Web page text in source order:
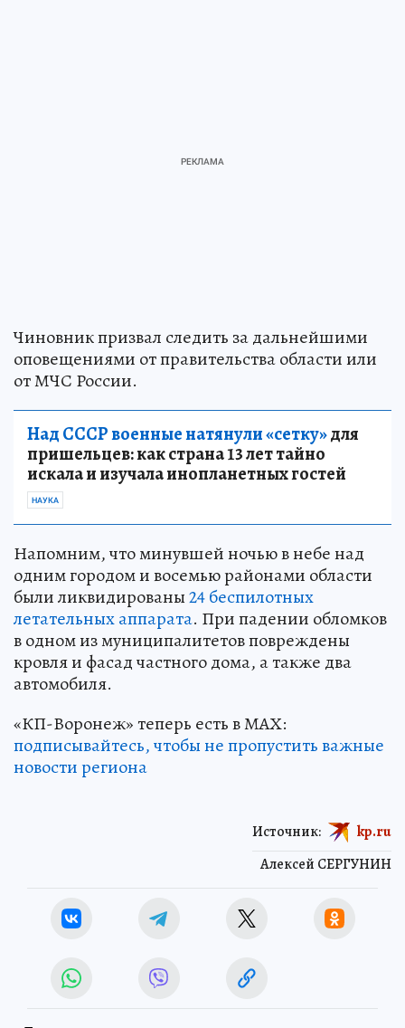
Чиновник призвал следить за дальнейшими
оповещениями от правительства области или
от МЧС России.
Над СССР военные натянули «сетку»для
пришельцев: как страна 13 лет тайно
искала и изучала инопланетных гостей
НАУКА
Напомним, что минувшей ночью в небе над
одним городом и восемью районами области
были ликвидированы24 беспилотных
летательных аппарата. При падении обломков
в одном из муниципалитетов повреждены
кровля и фасад частного дома, а также два
автомобиля.
«КП-Воронеж» теперь есть в МАХ:
подписывайтесь, чтобы не пропустить важные
новости региона
Алексей СЕРГУНИН
Источник: kp.ru